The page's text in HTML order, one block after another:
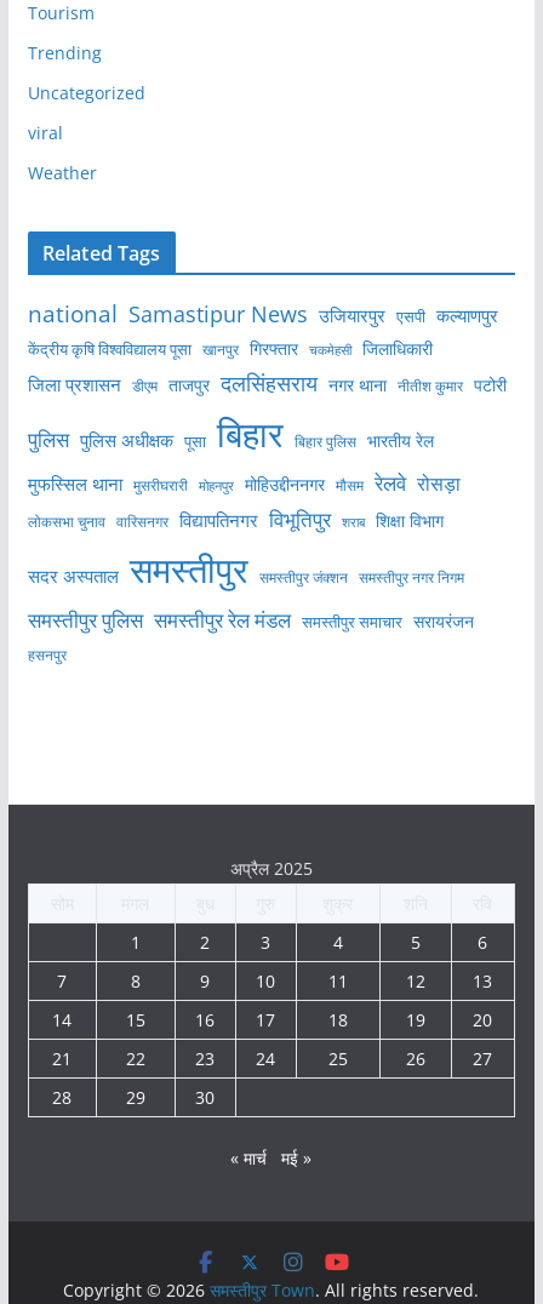
Tourism
Trending
Uncategorized
viral
Weather
Related Tags
national Samastipur News उजियारपुर एसपी कल्याणपुर
केंद्रीय कृषि विश्वविद्यालय पूसा खानपुर गिरफ्तार चकमेहसी जिलाधिकारी
जिला प्रशासन डीएम ताजपुर दलसिंहसराय नगर थाना नीतीश कुमार पटोरी
पुलिस पुलिस अधीक्षक पूसा बिहार बिहार पुलिस भारतीय रेल
मुफस्सिल थाना मुसरीघरारी मोहनपुर मोहिउद्दीननगर मौसम रेलवे रोसड़ा
लोकसभा चुनाव वारिसनगर विद्यापतिनगर विभूतिपुर शराब शिक्षा विभाग
सदर अस्पताल समस्तीपुर समस्तीपुर जंक्शन समस्तीपुर नगर निगम
समस्तीपुर पुलिस समस्तीपुर रेल मंडल समस्तीपुर समाचार सरायरंजन
हसनपुर
अप्रैल 2025
1
2 3 4 5
6
7
8 9 10 11 12
13
14
15 16 17 18 19
20
21
22 23 24 25 26
27
28
29 30
« मार्च मई »
Copyright © 2026समस्तीपुर Town. All rights reserved.